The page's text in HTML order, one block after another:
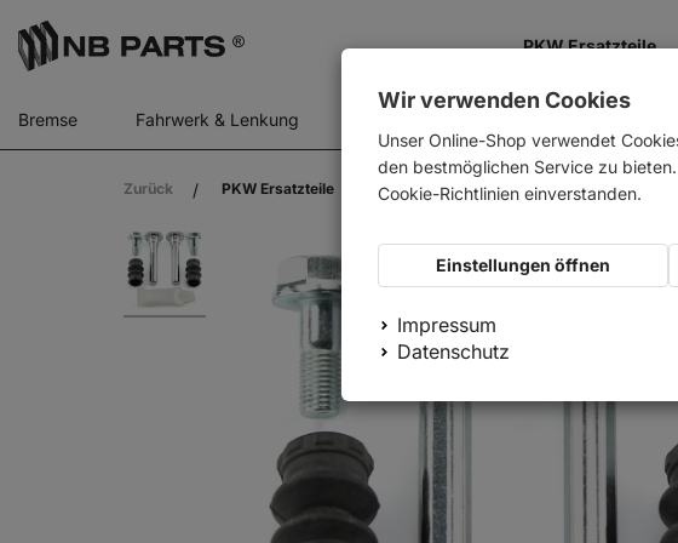
PKW Ersatzteile
Bremse Fahrwerk & Lenkung
Zurück PKW Ersatzteile AUTOFREN SEINSA Führungshülsensatz +
Wir verwenden Cookies
Unser Online-Shop verwendet
den bestmöglichen Service zu
Cookie-Richtlinien einverstanden.
Einstellungen öffnen
Impressum
Datenschutz